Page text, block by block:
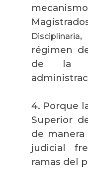
Disciplinaria,
régimen
de la
4. Porque
Superior
de
judicial
ramas del